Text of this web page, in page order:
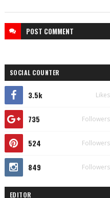
POST COMMENT
SOCIAL COUNTER
3.5k Likes
735 Followers
524 Followers
849 Followers
EDITOR